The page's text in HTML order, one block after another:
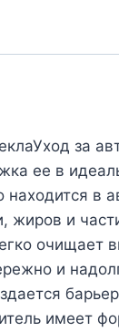
за
ее в
находится
жиров и
и
имеет